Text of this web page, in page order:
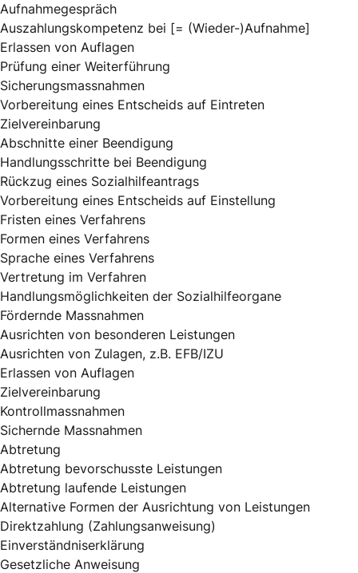
Aufnahmegespräch
Auszahlungskompetenz bei [= (Wieder-)Aufnahme]
Erlassen von Auflagen
Prüfung einer Weiterführung
Sicherungsmassnahmen
Vorbereitung eines Entscheids auf Eintreten
Zielvereinbarung
Abschnitte einer Beendigung
Handlungsschritte bei Beendigung
Rückzug eines Sozialhilfeantrags
Vorbereitung eines Entscheids auf Einstellung
Fristen eines Verfahrens
Formen eines Verfahrens
Sprache eines Verfahrens
Vertretung im Verfahren
Handlungsmöglichkeiten der Sozialhilfeorgane
Fördernde Massnahmen
Ausrichten von besonderen Leistungen
Ausrichten von Zulagen, z.B. EFB/IZU
Erlassen von Auflagen
Zielvereinbarung
Kontrollmassnahmen
Sichernde Massnahmen
Abtretung
Abtretung bevorschusste Leistungen
Abtretung laufende Leistungen
Alternative Formen der Ausrichtung von Leistungen
Direktzahlung (Zahlungsanweisung)
Einverständniserklärung
Gesetzliche Anweisung